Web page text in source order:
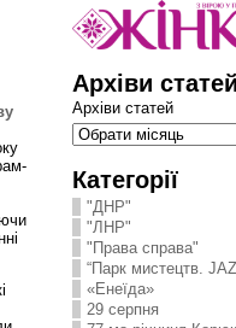
Архіви статей
Архіви статей
Категорії
"ДНР"
"ЛНР"
"Права справа"
“Парк мистецтв.
«Енеїда»
29 серпня